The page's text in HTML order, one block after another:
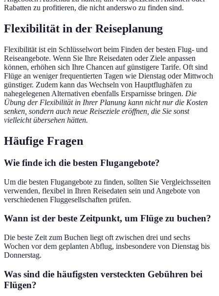
Rabatten zu profitieren, die nicht anderswo zu finden sind.
Flexibilität in der Reiseplanung
Flexibilität ist ein Schlüsselwort beim Finden der besten Flug- und
Reiseangebote. Wenn Sie Ihre Reisedaten oder Ziele anpassen
können, erhöhen sich Ihre Chancen auf günstigere Tarife. Oft sind
Flüge an weniger frequentierten Tagen wie Dienstag oder Mittwoch
günstiger. Zudem kann das Wechseln von Hauptflughäfen zu
nahegelegenen Alternativen ebenfalls Ersparnisse bringen. Die
Übung der Flexibilität in Ihrer Planung kann nicht nur die Kosten
senken, sondern auch neue Reiseziele eröffnen, die Sie sonst
vielleicht übersehen hätten.
Häufige Fragen
Wie finde ich die besten Flugangebote?
Um die besten Flugangebote zu finden, sollten Sie Vergleichsseiten
verwenden, flexibel in Ihren Reisedaten sein und Angebote von
verschiedenen Fluggesellschaften prüfen.
Wann ist der beste Zeitpunkt, um Flüge zu buchen?
Die beste Zeit zum Buchen liegt oft zwischen drei und sechs
Wochen vor dem geplanten Abflug, insbesondere von Dienstag bis
Donnerstag.
Was sind die häufigsten versteckten Gebühren bei
Flügen?